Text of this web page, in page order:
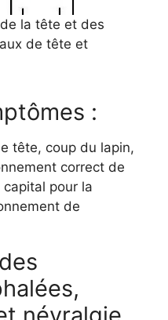
la tête et des
de tête et
:
tête, coup du lapin,
correct de
pour la
de